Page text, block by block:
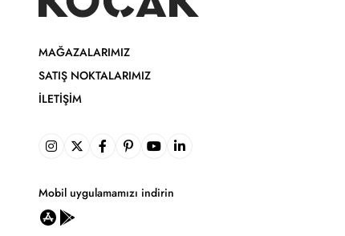
MAĞAZALARIMIZ
SATIŞ NOKTALARIMIZ
İLETIŞIM
Mobil uygulamamızı indirin